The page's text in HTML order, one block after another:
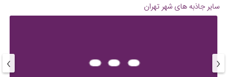
سایر جاذبه های شهر تهران
‹
›